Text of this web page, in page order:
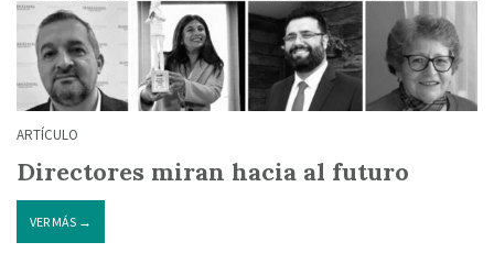
ARTÍCULO
Directores miran hacia al futuro
VER MÁS →